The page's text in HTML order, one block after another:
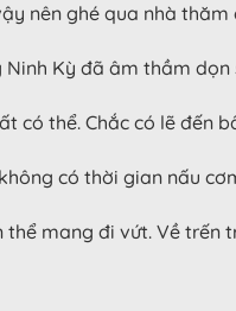
nên ghé qua nhà
Kỳ đã âm thầm
có thể. Chắc có lẽ đến
có thời gian nấu
mang đi vứt. Về